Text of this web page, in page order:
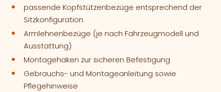
passende Kopfstützenbezüge entsprechend der
Sitzkonfiguration
Armlehnenbezüge (je nach Fahrzeugmodell und
Ausstattung)
Montagehaken zur sicheren Befestigung
Gebrauchs- und Montageanleitung sowie
Pflegehinweise